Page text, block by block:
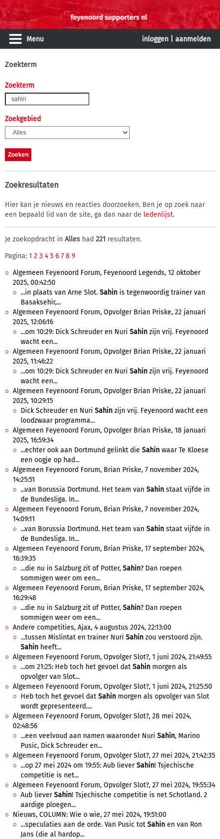
Menu inloggen aanmelden
Zoekterm
Zoekterm
Zoekgebied
Zoekresultaten
Hier kan je nieuws en reacties doorzoeken. Ben je op zoek naar
een bepaald lid van de site, ga dan naar de ledenlijst.
Je zoekopdracht in Alles had 221 resultaten.
Pagina: 1 2 3 4 5 6 7 8 9
Algemeen Feyenoord Forum, Feyenoord Legends, 12 oktober
2025, 00:42:50
...in plaats van Arne Slot. Sahin is tegenwoordig trainer van
Basaksehir,...
Algemeen Feyenoord Forum, Opvolger Brian Priske, 22 januari
2025, 12:06:16
...om 10:29: Dick Schreuder en Nuri Sahin zijn vrij. Feyenoord
wacht een...
Algemeen Feyenoord Forum, Opvolger Brian Priske, 22 januari
2025, 11:46:22
...om 10:29: Dick Schreuder en Nuri Sahin zijn vrij. Feyenoord
wacht een...
Algemeen Feyenoord Forum, Opvolger Brian Priske, 22 januari
2025, 10:29:15
Dick Schreuder en Nuri Sahin zijn vrij. Feyenoord wacht een
loodzwaar programma...
Algemeen Feyenoord Forum, Opvolger Brian Priske, 18 januari
2025, 16:59:34
...echter ook aan Dortmund gelinkt die Sahin waar Te Kloese
een oogje op had...
Algemeen Feyenoord Forum, Brian Priske, 7 november 2024,
14:25:51
...van Borussia Dortmund. Het team van Sahin staat vijfde in
de Bundesliga. In...
Algemeen Feyenoord Forum, Brian Priske, 7 november 2024,
14:09:11
...van Borussia Dortmund. Het team van Sahin staat vijfde in
de Bundesliga. In...
Algemeen Feyenoord Forum, Brian Priske, 17 september 2024,
16:39:35
...die nu in Salzburg zit of Potter, Sahin? Dan roepen
sommigen weer om een...
Algemeen Feyenoord Forum, Brian Priske, 17 september 2024,
16:29:48
...die nu in Salzburg zit of Potter, Sahin? Dan roepen
sommigen weer om een...
Andere competities, Ajax, 4 augustus 2024, 22:13:00
...tussen Mislintat en trainer Nuri Sahin zou verstoord zijn.
Sahin heeft...
Algemeen Feyenoord Forum, Opvolger Slot?, 1 juni 2024, 21:49:55
...om 21:25: Heb toch het gevoel dat Sahin morgen als
opvolger van Slot...
Algemeen Feyenoord Forum, Opvolger Slot?, 1 juni 2024, 21:25:50
Heb toch het gevoel dat Sahin morgen als opvolger van Slot
wordt gepresenteerd....
Algemeen Feyenoord Forum, Opvolger Slot?, 28 mei 2024,
02:48:56
...een veelvoud aan namen waaronder Nuri Sahin, Marino
Pusic, Dick Schreuder en...
Algemeen Feyenoord Forum, Opvolger Slot?, 27 mei 2024, 21:42:35
...op 27 mei 2024 om 19:55: Aub lieverSahin! Tsjechische
competitie is net...
Algemeen Feyenoord Forum, Opvolger Slot?, 27 mei 2024, 19:55:34
Aub lieverSahin! Tsjechische competitie is net Schotland. 2
aardige ploegen...
Nieuws, COLUMN: Wie o wie, 27 mei 2024, 19:51:00
...speculaties aan de orde. Van Pusic tot Sahin en van Ron
Jans (die al hardop...